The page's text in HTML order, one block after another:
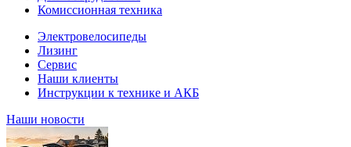
Комиссионная техника
Электровелосипеды
Лизинг
Сервис
Наши клиенты
Инструкции к технике и АКБ
Наши новости